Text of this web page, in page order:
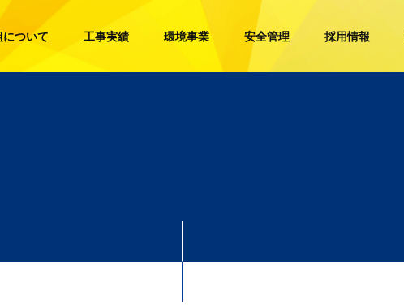
ついて 工事実績 環境事業 安全管理 採用情報